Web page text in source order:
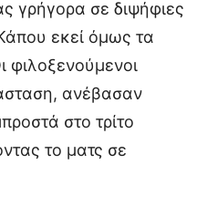
γρήγορα σε διψήφιες
εκεί όμως τα
ανέβασαν
στο τρίτο
το ματς σε